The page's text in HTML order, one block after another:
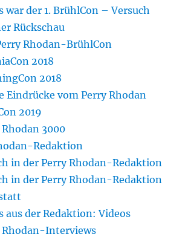
war der 1. BrühlCon – Versuch
Rückschau
Rhodan-BrühlCon
2018
2018
Eindrücke vom Perry Rhodan
2019
3000
Redaktion
in der Perry Rhodan-Redaktion
in der Perry Rhodan-Redaktion
aus der Redaktion: Videos
Rhodan-Interviews